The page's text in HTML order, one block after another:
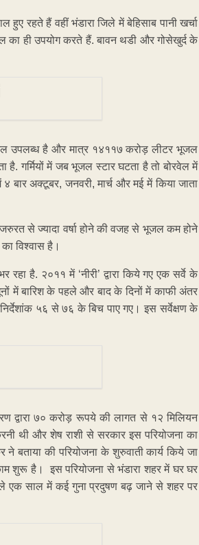
रहते हैं वहीं भंडारा जिले में बेहिसाब पानी खर्चा
का ही उपयोग करते हैं. बावन थडी और गोसेखुर्द के
उपलब्ध है और मात्र १४११७ करोड़ लीटर भूजल
है. गर्मियों में जब भूजल स्टार घटता है तो बोरवेल में
बार अक्टूबर, जनवरी, मार्च और मई में किया जाता
से ज्यादा वर्षा होने की वजह से भूजल कम होने
विश्वास है।
है. २०११ में ‘नीरी’ द्वारा किये गए एक सर्वे के
में बारिश के पहले और बाद के दिनों में काफी अंतर
५६ से ७६ के बिच पाए गए। इस सर्वेक्षण के
द्वारा ७० करोड़ रूपये की लागत से १२ मिलियन
थी और शेष राशी से सरकार इस परियोजना का
ने बताया की परियोजना के शुरुवाती कार्य किये जा
शुरू है। इस परियोजना से भंडारा शहर में घर घर
एक साल में कई गुना प्रदुषण बढ़ जाने से शहर पर